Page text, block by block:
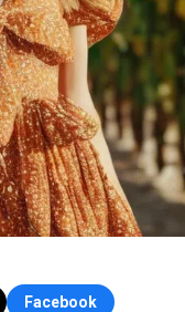
Facebook